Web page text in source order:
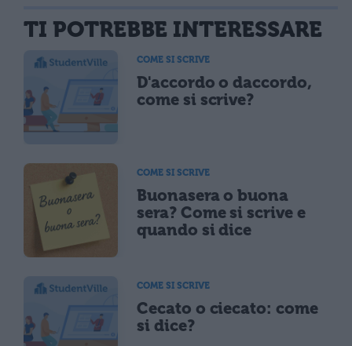
TI POTREBBE INTERESSARE
COME SI SCRIVE
D'accordo o daccordo,
come si scrive?
COME SI SCRIVE
Buonasera o buona
sera? Come si scrive e
quando si dice
COME SI SCRIVE
Cecato o ciecato: come
si dice?